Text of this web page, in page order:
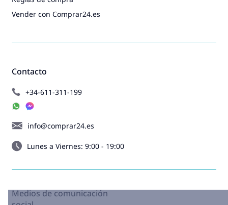
Contacto
+34-611-311-199
info@comprar24.es
Lunes a Viernes: 9:00 - 19:00
Vender con Comprar24.es
Medios de comunicación